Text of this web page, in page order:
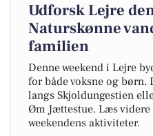
Udforsk Lejre
Naturskønne
familien
Denne weekend i Lejre
for både voksne og
langs Skjoldungestien
Øm Jættestue. Læs
weekendens aktiviteter.